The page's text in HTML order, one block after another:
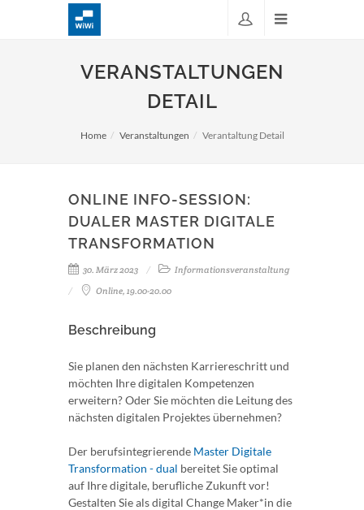
VERANSTALTUNGEN
DETAIL
Home Veranstaltungen Verantaltung Detail
ONLINE INFO-SESSION:
DUALER MASTER DIGITALE
TRANSFORMATION
30. März 2023
Informationsveranstaltung
Online, 19.00-20.00
Beschreibung
Sie planen den nächsten Karriereschritt und
möchten Ihre digitalen Kompetenzen
erweitern? Oder Sie möchten die Leitung des
nächsten digitalen Projektes übernehmen?
Der berufsintegrierende Master Digitale
Transformation - dual bereitet Sie optimal
auf Ihre digitale, berufliche Zukunft vor!
Gestalten Sie als digital Change Maker*in die